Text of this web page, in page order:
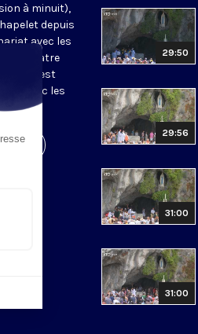
à minuit),
depuis
avec les
des quatre
est
avec les
29:50
29:56
31:00
31:00